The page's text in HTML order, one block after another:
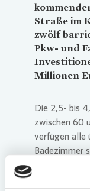
Straße im
zwölf
Pkw- und
Millionen
Die 2,5- bis
zwischen 60
verfügen alle
Badezimmer
zusätzlich
Aufzug